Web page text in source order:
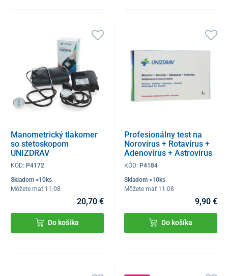
Manometrický tlakomer
so stetoskopom
UNIZDRAV
KÓD: P4172
Skladom >10ks
Môžete mať 11.08
20,70 €
Do košíka
Profesionálny test na
Norovírus + Rotavírus +
Adenovírus + Astrovírus
kombinovaná kazeta, 1ks
KÓD: P4184
Skladom >10ks
Môžete mať 11.08
9,90 €
Do košíka